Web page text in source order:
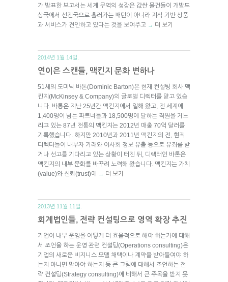
가 발표한 보고서는 세계 무역의 성장은 값싼 물건들이 개발도
상국에서 선진국으로 흘러가는 패턴이 아니라 지식 기반 상품
과 서비스가 견인하고 있다는 것을 보여주고 → 더 보기
2014년 1월 14일.
연이은 스캔들, 맥킨지 문화 변하나
51세의 도미닉 바톤(Dominic Barton)은 현재 컨설팅 회사 맥
킨지(McKinsey & Company)의 글로벌 디렉터를 맡고 있습
니다. 바통은 지난 25년간 맥킨지에서 일해 왔고, 전 세계에
1,400명이 넘는 파트너들과 18,500명에 달하는 직원을 거느
리고 있는 87년 전통의 맥킨지는 2012년 매출 70억 달러를
기록했습니다. 하지만 2010년과 2011년 맥킨지의 전, 현직
디렉터들이 내부자 거래와 이사회 정보 유출 등으로 유죄를 받
거나 선고를 기다리고 있는 상황이 터진 뒤, 디렉터인 바톤은
맥킨지의 내부 문화를 바꾸려 노력해 왔습니다. 맥킨지는 가치
(value)와 신뢰(trust)에
→ 더 보기
2013년 11월 11일.
회계법인들, 전략 컨설팅으로 영역 확장 추진
기업이 내부 운영을 어떻게 더 효율적으로 해야 하는가에 대해
서 조언을 하는 운영 관련 컨설팅(Operations consulting)은
기업의 새로운 비지니스 모델 채택이나 계약을 받아들여야 하
는지 아니면 말아야 하는지 등 큰 그림에 대해서 조언하는 전
략 컨설팅(Strategy consulting)에 비해서 큰 주목을 받지 못